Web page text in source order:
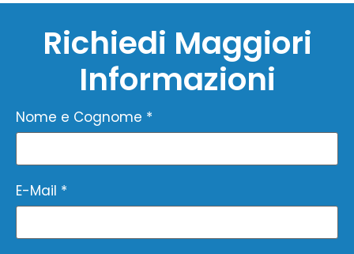
Richiedi Maggiori
Informazioni
Nome e Cognome *
E-Mail *